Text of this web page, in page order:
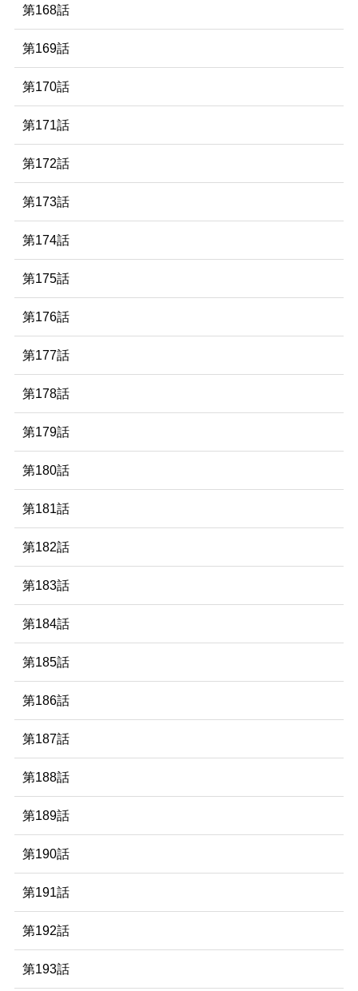
第168話
第169話
第170話
第171話
第172話
第173話
第174話
第175話
第176話
第177話
第178話
第179話
第180話
第181話
第182話
第183話
第184話
第185話
第186話
第187話
第188話
第189話
第190話
第191話
第192話
第193話